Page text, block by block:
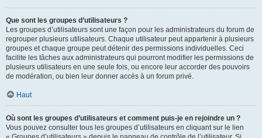
Que sont les groupes d’utilisateurs ?
Les groupes d’utilisateurs sont une façon pour les administrateurs du forum de
regrouper plusieurs utilisateurs. Chaque utilisateur peut appartenir à plusieurs
groupes et chaque groupe peut détenir des permissions individuelles. Ceci
facilite les tâches aux administrateurs qui pourront modifier les permissions de
plusieurs utilisateurs en une seule fois, ou encore leur accorder des pouvoirs
de modération, ou bien leur donner accès à un forum privé.
Haut
Où sont les groupes d’utilisateurs et comment puis-je en rejoindre un ?
Vous pouvez consulter tous les groupes d’utilisateurs en cliquant sur le lien